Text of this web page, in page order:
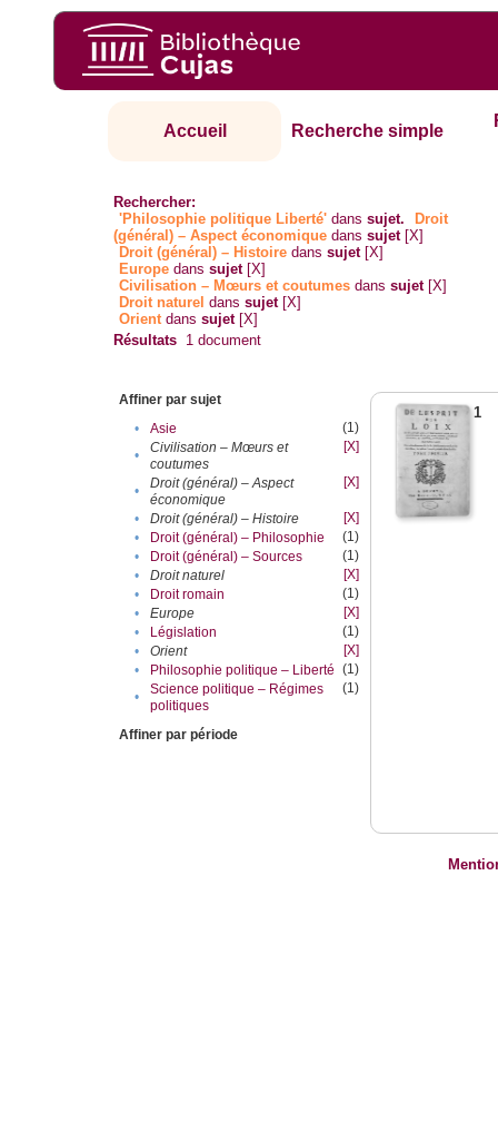
Accueil Recherche simple
Rechercher:
'Philosophie politique Liberté' danssujet.
Droit
(général) – Aspect économique danssujet [X]
Droit (général) – Histoire danssujet [X]
Europe danssujet [X]
Civilisation – Mœurs et coutumes danssujet [X]
Droit naturel danssujet [X]
Orientdanssujet [X]
Résultats 1 document
Affiner par sujet
•
Asie
(1)
•
Civilisation – Mœurs et
coutumes
[X]
•
Droit (général) – Aspect
économique
[X]
• Droit (général) – Histoire
[X]
•
Droit (général) – Philosophie
(1)
•
Droit (général) – Sources
(1)
•
Droit naturel
[X]
•
Droit romain
(1)
•
Europe
[X]
•
Législation
(1)
•
Orient
[X]
•
Philosophie politique – Liberté (1)
•
Science politique – Régimes
politiques
(1)
Affiner par période
1